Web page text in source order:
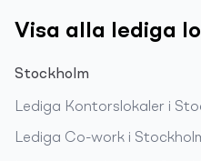
Visa alla lediga
Stockholm
Lediga Kontorslokaler i
Lediga Co-work i